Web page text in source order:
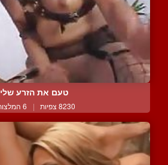
טעם את הזרע שלי
8230 צפיות | 6 המלצות